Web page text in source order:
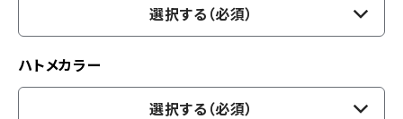
選択する（必須）
ハトメカラー
選択する（必須）